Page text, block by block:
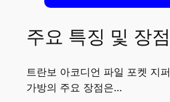
주요 특징 및 장점
트란보 아코디언 파일 포켓 지
가방의 주요 장점은…